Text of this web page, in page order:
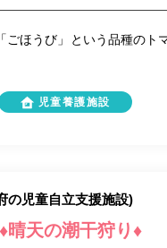
ほうび」という品種のト
児童養護施設
の児童自立支援施設)
晴天の潮干狩り♦